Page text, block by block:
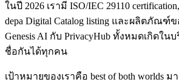
ในปี 2026 เรามี ISO/IEC 29110
depa Digital Catalog listing และผลิตภัณฑ์ข
Genesis AI กับ PrivacyHub ทั้งหมดเกิดใน
ชื่อกันได้ทุกคน
เป้าหมายของเราคือ best of both worlds